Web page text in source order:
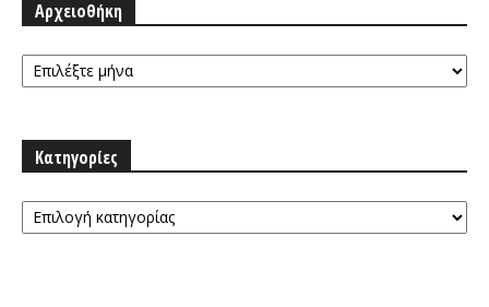
Αρχειοθήκη
Αρχειοθήκη
Κατηγορίες
Κατηγορίες